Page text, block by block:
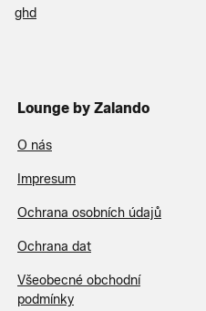
ghd
Lounge by Zalando
O nás
Impresum
Ochrana osobních údajů
Ochrana dat
Všeobecné obchodní
podmínky